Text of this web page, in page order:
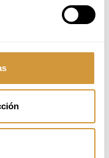
adquiridos.
curso.